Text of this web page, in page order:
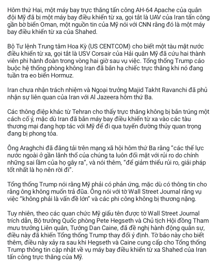
Hôm thứ Hai, một máy bay trực thăng tấn công AH-64 Apache của quân
đội Mỹ đã bị một máy bay điều khiển từ xa, gọi tắt là UAV của Iran tấn công
gần bờ biển Oman, một nguồn tin của Mỹ nói với CNN rằng đó là một máy
bay điều khiển từ xa của Shahed.
Bộ Tư lệnh Trung tâm Hoa Kỳ (US CENTCOM) cho biết một tàu mặt nước
điều khiển từ xa, gọi tắt là USV Corsair của Hải quân Mỹ đã cứu hai thành
viên phi hành đoàn trong vòng hai giờ sau vụ việc. Tổng thống Trump cáo
buộc hệ thống phòng không Iran đã bắn hạ chiếc trực thăng khi nó đang
tuần tra eo biển Hormuz.
Iran chưa nhận trách nhiệm và Ngoại trưởng Majid Takht Ravanchi đã phủ
nhận sự liên quan của Iran với Al Jazeera hôm thứ Ba.
Các thông điệp khác từ Tehran cho thấy trực thăng không bị bắn trúng một
cách cố ý, mặc dù Iran đã bắn máy bay điều khiển từ xa vào các tàu
thương mại đang hợp tác với Mỹ để đi qua tuyến đường thủy quan trọng
đang bị phong tỏa.
Ông Araghchi đã đăng tải trên mạng xã hội hôm thứ Ba rằng “các thế lực
nước ngoài ở gần lãnh thổ của chúng ta luôn đối mặt với rủi ro do chính
những sai lầm của họ gây ra”, và nói thêm, “để giảm thiểu rủi ro, giải pháp
tốt nhất là họ nên rời đi”.
Tổng thống Trump nói rằng Mỹ phải có phản ứng, mặc dù có thông tin cho
rằng ông không muốn trả đũa. Ông nói với tờ Wall Street Journal rằng vụ
việc “không phải là vấn đề lớn” và các phi công không bị thương nặng.
Tuy nhiên, theo các quan chức Mỹ giấu tên được tờ Wall Street Journal
trích dẫn, Bộ trưởng Quốc phòng Pete Hegseth và Chủ tịch Hội đồng Tham
mưu trưởng Liên quân, Tướng Dan Caine, đã đề nghị hành động quân sự,
điều này đã khiến Tổng thống Trump thay đổi ý định. Tờ báo này cho biết
thêm, điều này xảy ra sau khi Hegseth và Caine cung cấp cho Tổng thống
Trump thông tin cập nhật về vụ máy bay điều khiển từ xa Shahed của Iran
tấn công trực thăng của Mỹ.